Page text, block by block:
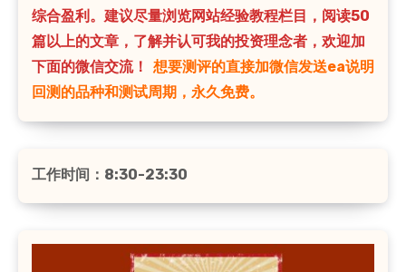
综合盈利。建议尽量浏览网站经验教程栏目，阅读50
篇以上的文章，了解并认可我的投资理念者，欢迎加
下面的微信交流！
想要测评的直接加微信发送ea说明
回测的品种和测试周期，永久免费。
工作时间：8:30-23:30